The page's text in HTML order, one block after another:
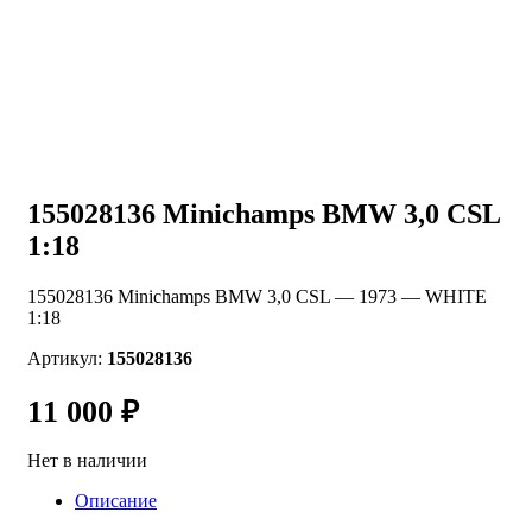
155028136 Minichamps BMW 3,0 CSL
1:18
155028136 Minichamps BMW 3,0 CSL — 1973 — WHITE
1:18
Артикул: 155028136
11 000 ₽
Нет в наличии
Описание